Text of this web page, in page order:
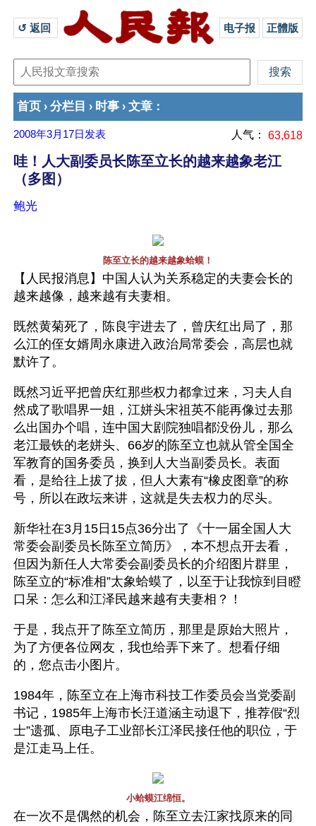
↺ 返回 电子报 正體版
首页 › 分栏目 › 时事 › 文章 ：
2008年3月17日 发表 人气： 63,618
哇！人大副委员长陈至立长的越来越象老江
（多图）
鲍光
陈至立长的越来越象蛤蟆！
【人民报消息】中国人认为关系稳定的夫妻会长的
越来越像，越来越有夫妻相。
既然黄菊死了，陈良宇进去了，曾庆红出局了，那
么江的侄女婿周永康进入政治局常委会，高层也就
默许了。
既然习近平把曾庆红那些权力都拿过来，习夫人自
然成了歌唱界一姐，江姘头宋祖英不能再像过去那
么出国办个唱，连中国大剧院独唱都没份儿，那么
老江最铁的老姘头、66岁的陈至立也就从管全国全
军教育的国务委员，换到人大当副委员长。表面
看，是给往上拔了拔，但人大素有“橡皮图章”的称
号，所以在政坛来讲，这就是失去权力的尽头。
新华社在3月15日15点36分出了《十一届全国人大
常委会副委员长陈至立简历》，本不想点开去看，
但因为新任人大常委会副委员长的介绍图片群里，
陈至立的“标准相”太象蛤蟆了，以至于让我惊到目瞪
口呆：怎么和江泽民越来越有夫妻相？！
于是，我点开了陈至立简历，那里是原始大照片，
为了方便各位网友，我也给弄下来了。想看仔细
的，您点击小图片。
1984年，陈至立在上海市科技工作委员会当党委副
书记，1985年上海市长汪道涵主动退下，推荐假“烈
士”遗孤、原电子工业部长江泽民接任他的职位，于
是江走马上任。
小蛤蟆江绵恒。
在一次不是偶然的机会，陈至立去江家找原来的同